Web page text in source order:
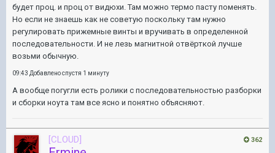
будет проц. и проц от видюхи. Там можно термо пасту поменять.
Но если не знаешь как не советую поскольку там нужно
регулировать прижемные винты и вручивать в определенной
последовательности. И не лезь магнитной отвёрткой лучше
возьми обычную.
09:43 Добавлено спустя 1 минуту
А вообще погугли есть ролики с последовательностью разборки
и сборки ноута там все ясно и понятно объясняют.
362
[CLOUD]